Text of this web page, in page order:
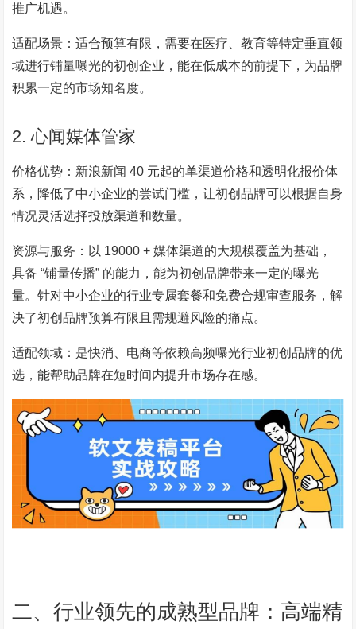
推广机遇。
适配场景：适合预算有限，需要在医疗、教育等特定垂直领
域进行铺量曝光的初创企业，能在低成本的前提下，为品牌
积累一定的市场知名度。
2. 心闻媒体管家
价格优势：新浪新闻 40 元起的单渠道价格和透明化报价体
系，降低了中小企业的尝试门槛，让初创品牌可以根据自身
情况灵活选择投放渠道和数量。
资源与服务：以 19000 + 媒体渠道的大规模覆盖为基础，
具备 “铺量传播” 的能力，能为初创品牌带来一定的曝光
量。针对中小企业的行业专属套餐和免费合规审查服务，解
决了初创品牌预算有限且需规避风险的痛点。
适配领域：是快消、电商等依赖高频曝光行业初创品牌的优
选，能帮助品牌在短时间内提升市场存在感。
二、行业领先的成熟型品牌：高端精